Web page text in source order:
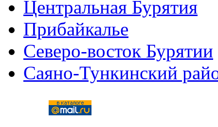
Центральная Бурятия
Прибайкалье
Северо-восток Бурятии
Саяно-Тункинский